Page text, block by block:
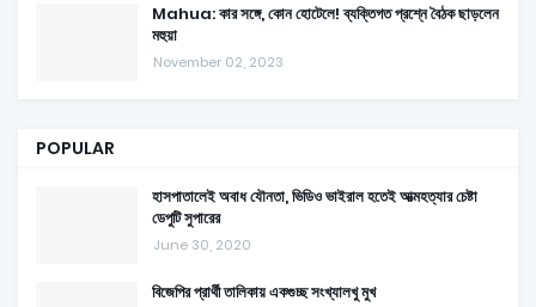
Mahua: কার সঙ্গে, কোন হোটেলে! ব্যক্তিগত প্রশ্নে বৈঠক ছাড়লেন
মহুয়া
November 02, 2023
POPULAR
হাসপাতালেই অবাধ যৌনতা, ভিডিও ভাইরাল হতেই আত্মহত্যার চেষ্টা
ডেপুটি সুপারের
June 30, 2020
বিজেপির প্রার্থী তালিকায় একগুচ্ছ সংখ্যালখু মুখ